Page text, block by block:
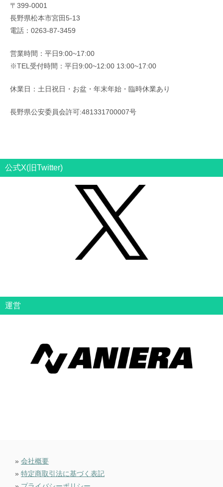
〒399-0001
長野県松本市宮田5-13
電話：0263-87-3459
営業時間：平日9:00~17:00
※TEL受付時間：平日9:00~12:00 13:00~17:00
休業日：土日祝日・お盆・年末年始・臨時休業あり
長野県公安委員会許可:481331700007号
公式X(旧Twitter)
運営
» 会社概要
» 特定商取引法に基づく表記